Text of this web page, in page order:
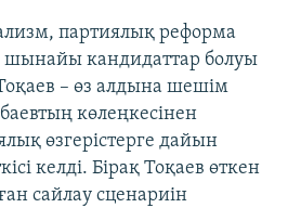
партиялық реформа
шынайы кандидаттар болуы
– өз алдына шешім
көлеңкесінен
өзгерістерге дайын
келді. Бірақ Тоқаев өткен
сайлау сценариін